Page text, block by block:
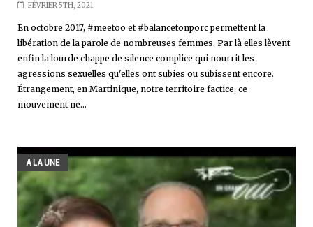
FÉVRIER 5TH, 2021
En octobre 2017, #meetoo et #balancetonporc permettent la
libération de la parole de nombreuses femmes. Par là elles lèvent
enfin la lourde chappe de silence complice qui nourrit les
agressions sexuelles qu'elles ont subies ou subissent encore.
Étrangement, en Martinique, notre territoire factice, ce
mouvement ne...
A LA UNE